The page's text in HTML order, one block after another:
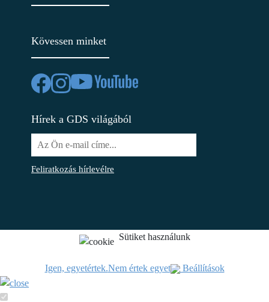
Kövessen minket
Hírek a GDS világából
Feliratkozás hírlevélre
Sütiket használunk
Igen, egyetértek.Nem értek egyet Beállítások